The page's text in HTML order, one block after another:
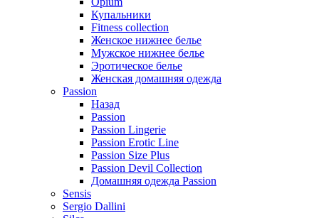
Купальники
Fitness collection
Женское нижнее белье
Мужское нижнее белье
Эротическое белье
Женская домашняя одежда
Passion
Назад
Passion
Passion Lingerie
Passion Erotic Line
Passion Size Plus
Passion Devil Collection
Домашняя одежда Passion
Sensis
Sergio Dallini